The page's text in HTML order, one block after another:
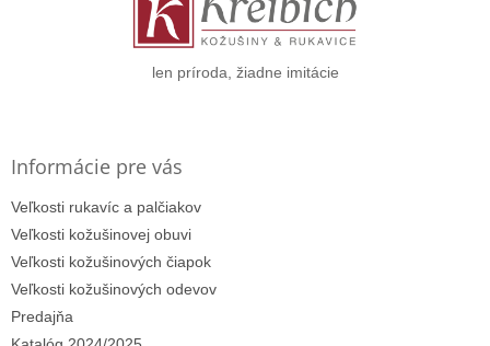
len príroda, žiadne imitácie
Informácie pre vás
Veľkosti rukavíc a palčiakov
Veľkosti kožušinovej obuvi
Veľkosti kožušinových čiapok
Veľkosti kožušinových odevov
Predajňa